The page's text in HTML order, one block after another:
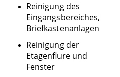
Reinigung des
Eingangsbereiches,
Briefkastenanlagen
Reinigung der
Etagenflure und
Fenster